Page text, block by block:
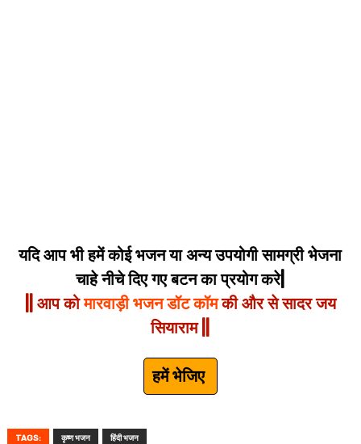
यदि आप भी हमें कोई भजन या अन्य उपयोगी सामग्री भेजना
चाहे नीचे दिए गए बटन का प्रयोग करे|
|| आप कोमारवाड़ी भजन डॉट कॉमकी और से सादर जय
सियाराम ||
हमें भेजिए
TAGS: कृष्ण भजन हिंदी भजन